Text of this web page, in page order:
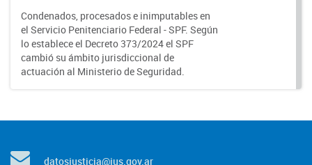
Condenados, procesados e inimputables en
el Servicio Penitenciario Federal - SPF. Según
lo establece el Decreto 373/2024 el SPF
cambió su ámbito jurisdiccional de
actuación al Ministerio de Seguridad.
datosjusticia@jus.gov.ar